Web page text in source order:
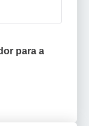
para a